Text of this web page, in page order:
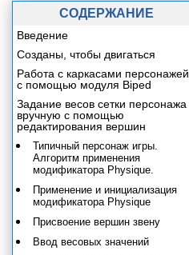
СОДЕРЖАНИЕ
Введение
Созданы, чтобы двигаться
Работа с каркасами персонажей
с помощью модуля Biped
Задание весов сетки персонажа
вручную с помощью
редактирования вершин
Типичный персонаж игры.
Алгоритм применения
модификатора Physique.
Применение и инициализация
модификатора Physique
Присвоение вершин звену
Ввод весовых значений